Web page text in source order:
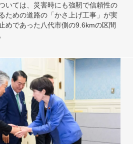
いては、災害時にも強靭で信頼性の
ための道路の「かさ上げ工事」が実
めであった八代市側の9.6kmの区間